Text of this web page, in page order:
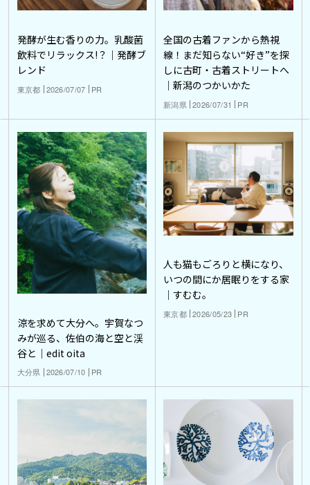
発酵が生む香りの力。乳酸菌
飲料でリラックス!？｜発酵ブ
レンド
東京都 2026/07/07 PR
全国の古着ファンから熱視
線！まだ知らない“好き”を探
しに古町・古着ストリートへ
｜新潟のつかいかた
新潟県 2026/07/31 PR
涼を求めて大分へ。宇賀なつ
みが巡る、佐伯の海と空と渓
谷と｜edit oita
大分県 2026/07/10 PR
人も猫もごろりと横になり、
いつの間にか居眠りをする家
｜すむむ。
東京都 2026/05/23 PR